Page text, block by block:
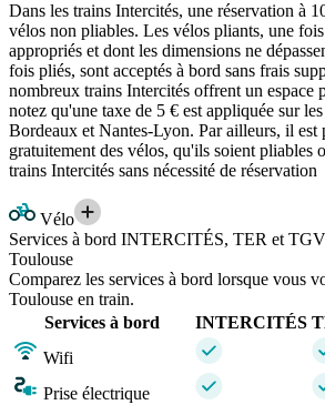
Dans les trains Intercités, une réservation à
vélos non pliables. Les vélos pliants, une fois
appropriés et dont les dimensions ne
fois pliés, sont acceptés à bord sans frais
nombreux trains Intercités offrent un espace
notez qu'une taxe de 5 € est appliquée sur
Bordeaux et Nantes-Lyon. Par ailleurs, il est
gratuitement des vélos, qu'ils soient pliables
trains Intercités sans nécessité de réservation
Vélo
Services à bord INTERCITÉS, TER et
Toulouse
Comparez les services à bord lorsque vous
Toulouse en train.
Services à bord
INTERCITÉS
Wifi
Prise électrique